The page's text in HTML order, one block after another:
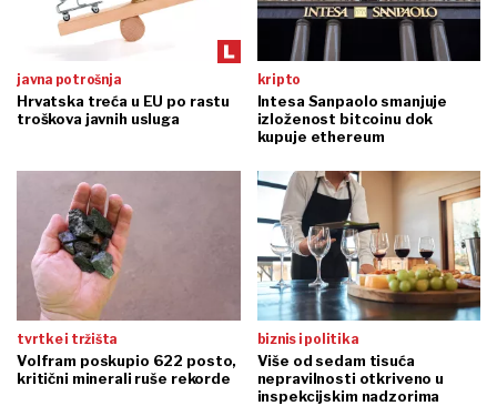
javna potrošnja
Hrvatska treća u EU po rastu
troškova javnih usluga
kripto
Intesa Sanpaolo smanjuje
izloženost bitcoinu dok
kupuje ethereum
tvrtke i tržišta
Volfram poskupio 622 posto,
kritični minerali ruše rekorde
biznis i politika
Više od sedam tisuća
nepravilnosti otkriveno u
inspekcijskim nadzorima